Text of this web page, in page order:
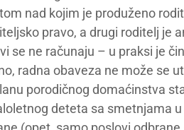
nad kojim je produženo
pravo, a drugi roditelj je
se ne računaju – u praksi je
radna obaveza ne može se
porodičnog domaćinstva
deteta sa smetnjama